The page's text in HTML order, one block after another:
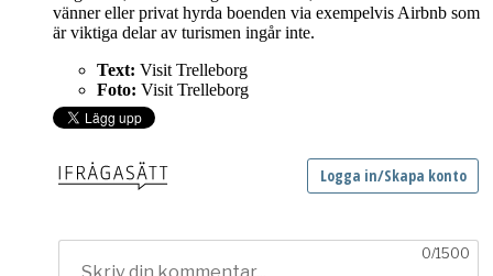
vänner eller privat hyrda boenden via exempelvis Airbnb som
är viktiga delar av turismen ingår inte.
Text: Visit Trelleborg
Foto: Visit Trelleborg